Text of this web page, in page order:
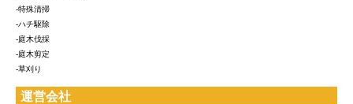
-特殊清掃
-ハチ駆除
-庭木伐採
-庭木剪定
-草刈り
運営会社